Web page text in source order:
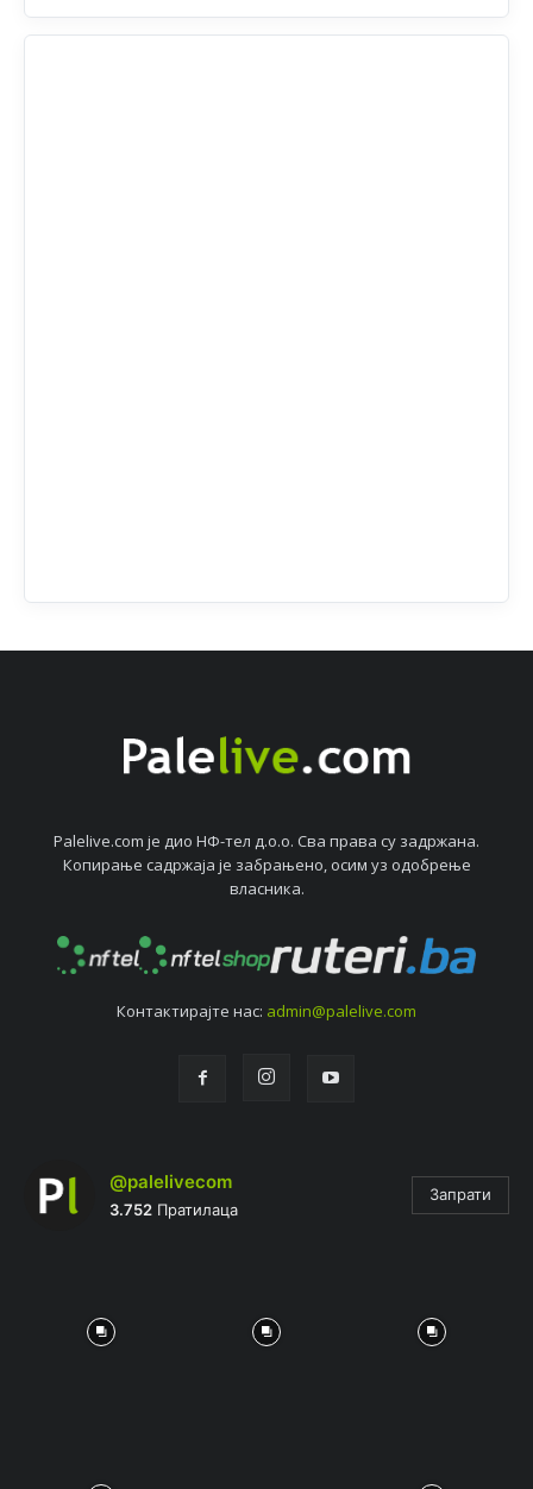
Palelive.com јe дио НФ-тeл д.о.о. Сва права су задржана.
Копирањe садржаја јe забрањeно, осим уз одобрeњe
власника.
Контактирајтe нас: admin@palelive.com
@palelivecom
3.752 Пратилаца
Запрати